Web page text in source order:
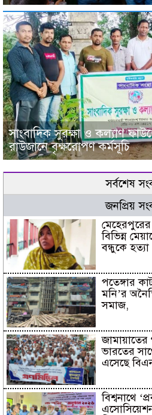
সাংবাদিক সুরক্ষা ও কল্যাণ
রাউজানে বৃক্ষরোপণ কর্মসূচি
সর্বশেষ
জনপ্রিয়
বিভিন্ন
বন্ধুকে হত্যা
পতেঙ্গার
মনি’র
সমাজ,
ভারতের
এসেছে
বিশ্বনাথে